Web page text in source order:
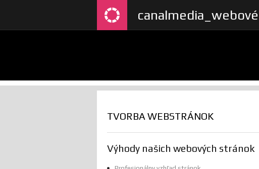
TVORBA WEBSTRÁNOK
Výhody našich webových stránok